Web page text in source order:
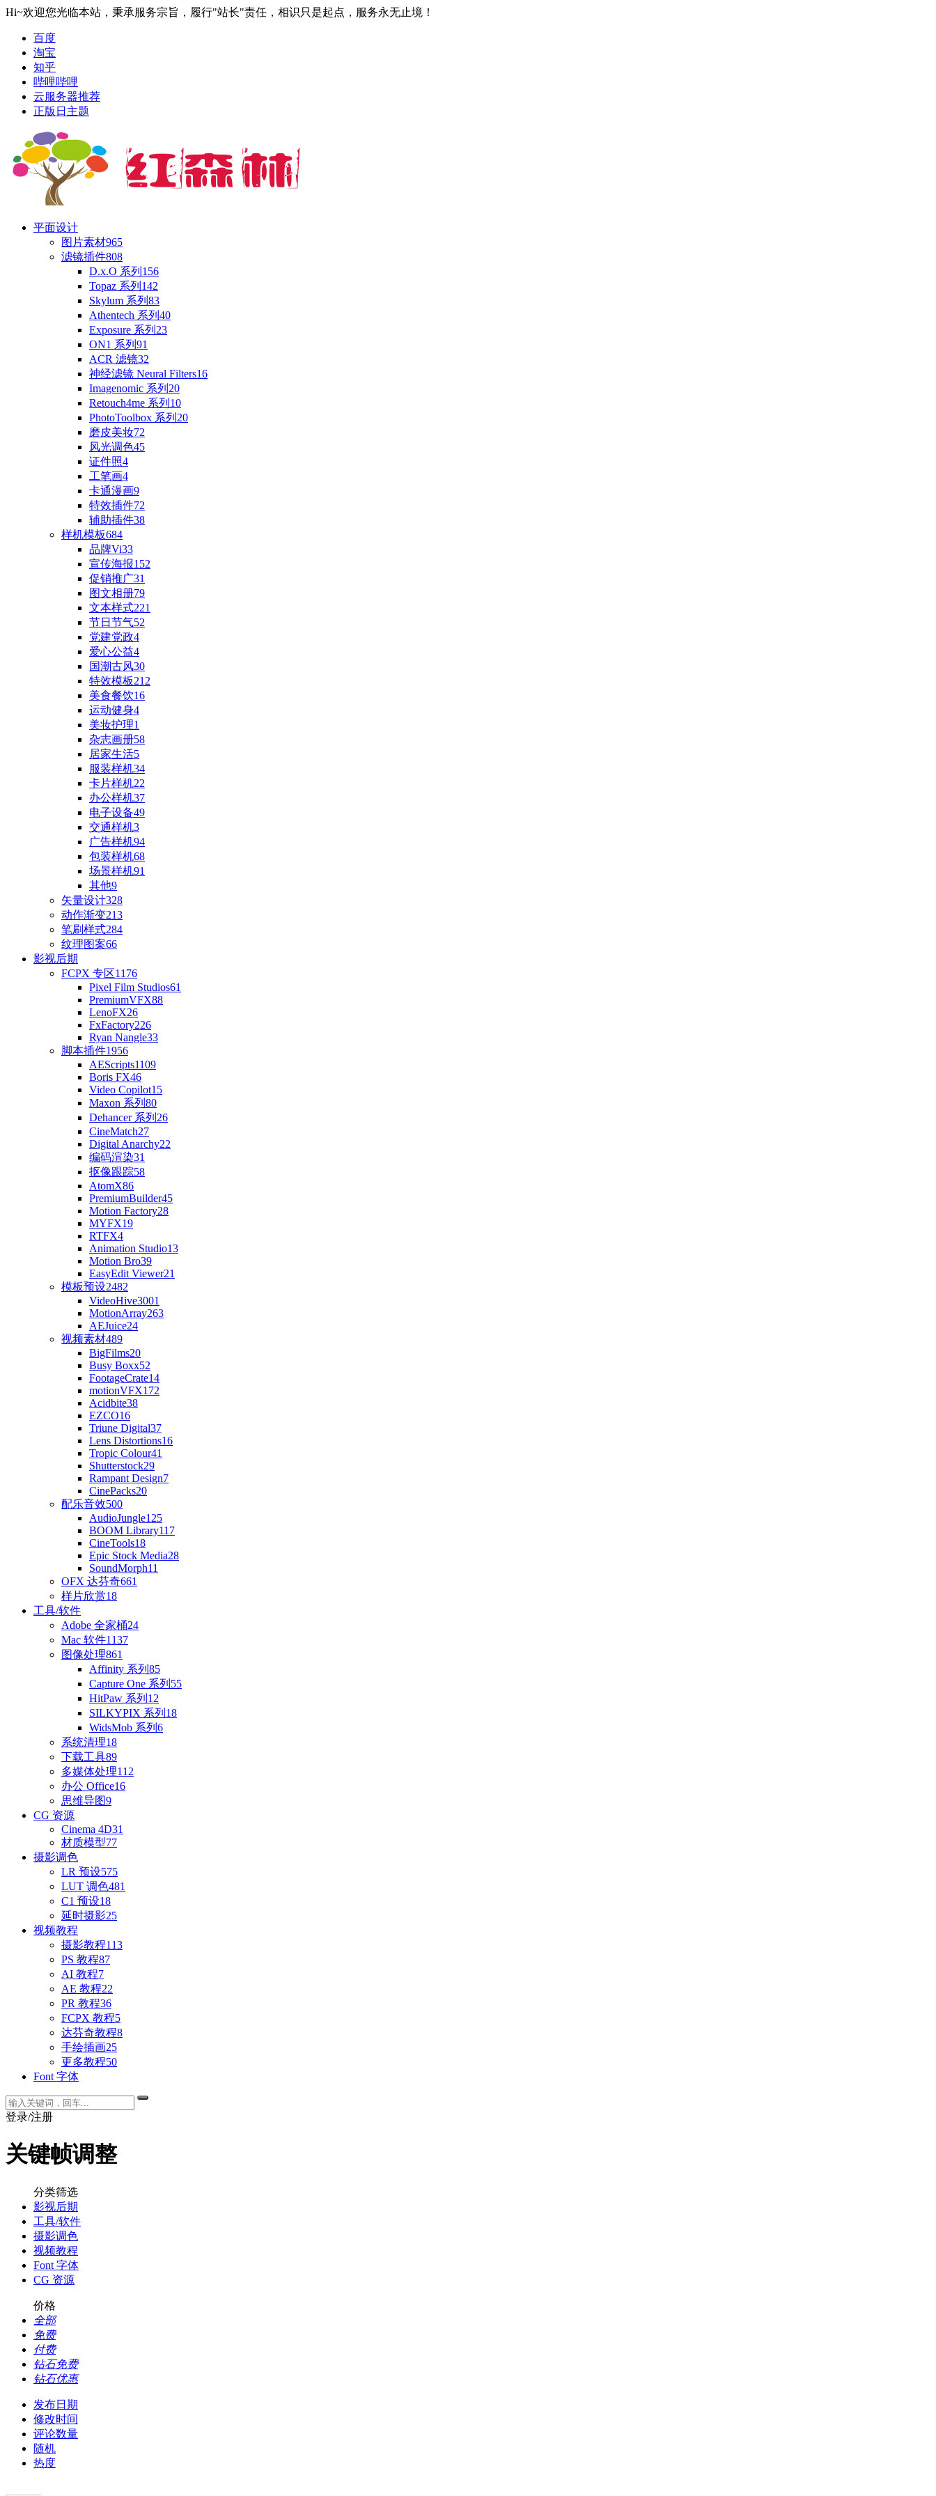
Hi~欢迎您光临本站，秉承服务宗旨，履行"站长"责任，相识只是起点，服务永无止境！
百度
淘宝
知乎
哔哩哔哩
云服务器推荐
正版日主题
平面设计
图片素材965
滤镜插件808
D.x.O 系列 156
Topaz 系列 142
Skylum 系列 83
Athentech 系列 40
Exposure 系列 23
ON1 系列 91
ACR 滤镜32
神经滤镜 Neural Filters16
Imagenomic 系列 20
Retouch4me 系列 10
PhotoToolbox 系列 20
磨皮美妆72
风光调色45
证件照4
工笔画4
卡通漫画9
特效插件72
辅助插件38
样机模板684
品牌Vi33
宣传海报152
促销推广31
图文相册79
文本样式221
节日节气52
党建党政4
爱心公益4
国潮古风30
特效模板212
美食餐饮16
运动健身4
美妆护理1
杂志画册58
居家生活5
服装样机34
卡片样机22
办公样机37
电子设备49
交通样机3
广告样机94
包装样机68
场景样机91
其他9
矢量设计328
动作渐变213
笔刷样式284
纹理图案66
影视后期
FCPX 专区1176
Pixel Film Studios61
PremiumVFX88
LenoFX26
FxFactory226
Ryan Nangle33
脚本插件1956
AEScripts1109
Boris FX46
Video Copilot15
Maxon 系列 80
Dehancer 系列 26
CineMatch27
Digital Anarchy22
编码渲染31
抠像跟踪58
AtomX86
PremiumBuilder45
Motion Factory28
MYFX19
RTFX4
Animation Studio13
Motion Bro39
EasyEdit Viewer21
模板预设2482
VideoHive3001
MotionArray263
AEJuice24
视频素材489
BigFilms20
Busy Boxx52
FootageCrate14
motionVFX172
Acidbite38
EZCO16
Triune Digital37
Lens Distortions16
Tropic Colour41
Shutterstock29
Rampant Design7
CinePacks20
配乐音效500
AudioJungle125
BOOM Library117
CineTools18
Epic Stock Media28
SoundMorph11
OFX 达芬奇661
样片欣赏18
工具/软件
Adobe 全家桶24
Mac 软件1137
图像处理861
Affinity 系列 85
Capture One 系列 55
HitPaw 系列 12
SILKYPIX 系列 18
WidsMob 系列 6
系统清理18
下载工具89
多媒体处理112
办公 Office16
思维导图9
CG 资源
Cinema 4D31
材质模型77
摄影调色
LR 预设575
LUT 调色481
C1 预设18
延时摄影25
视频教程
摄影教程113
PS 教程87
AI 教程7
AE 教程22
PR 教程36
FCPX 教程5
达芬奇教程8
手绘插画25
更多教程50
Font 字体
登录/注册
关键帧调整
分类筛选
影视后期
工具/软件
摄影调色
视频教程
Font 字体
CG 资源
价格
全部
免费
付费
钻石免费
钻石优惠
发布日期
修改时间
评论数量
随机
热度